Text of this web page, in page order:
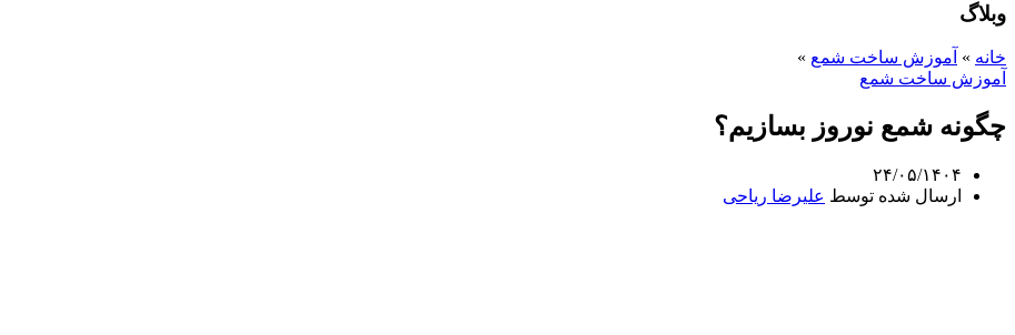
وبلاگ
خانه » آموزش ساخت شمع »
آموزش ساخت شمع
چگونه شمع نوروز بسازیم؟
۲۴/۰۵/۱۴۰۴
ارسال شده توسط علیرضا ریاحی